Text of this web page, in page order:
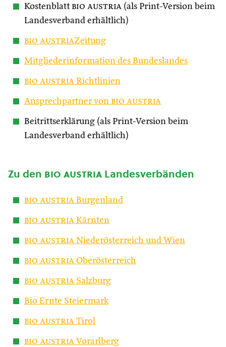
Kostenblatt bio austria (als Print-Version beim
Landesverband erhältlich)
bio austriaZeitung
Mitgliederinformation des Bundeslandes
bio austria Richtlinien
Ansprechpartner von bio austria
Beitrittserklärung (als Print-Version beim
Landesverband erhältlich)
Zu den bio austria Landesverbänden
bio austria Burgenland
bio austria Kärnten
bio austria Niederösterreich und Wien
bio austria Oberösterreich
bio austria Salzburg
Bio Ernte Steiermark
bio austria Tirol
bio austria Vorarlberg